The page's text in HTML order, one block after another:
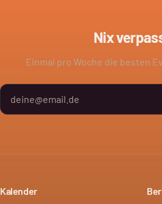
Nix
Einmal pro Woche die besten
Kalender